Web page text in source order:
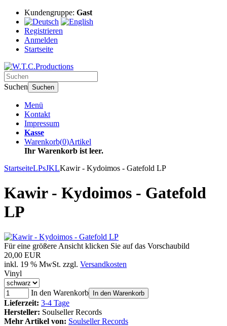
Kundengruppe: Gast
Registrieren
Anmelden
Startseite
Suchen Suchen
Menü
Kontakt
Impressum
Kasse
Warenkorb(0)Artikel
Ihr Warenkorb ist leer.
StartseiteLPsJKLKawir - Kydoimos - Gatefold LP
Kawir - Kydoimos - Gatefold
LP
Für eine größere Ansicht klicken Sie auf das Vorschaubild
20,00 EUR
inkl. 19 % MwSt. zzgl. Versandkosten
Vinyl
In den Warenkorb In den Warenkorb
Lieferzeit: 3-4 Tage
Hersteller: Soulseller Records
Mehr Artikel von: Soulseller Records